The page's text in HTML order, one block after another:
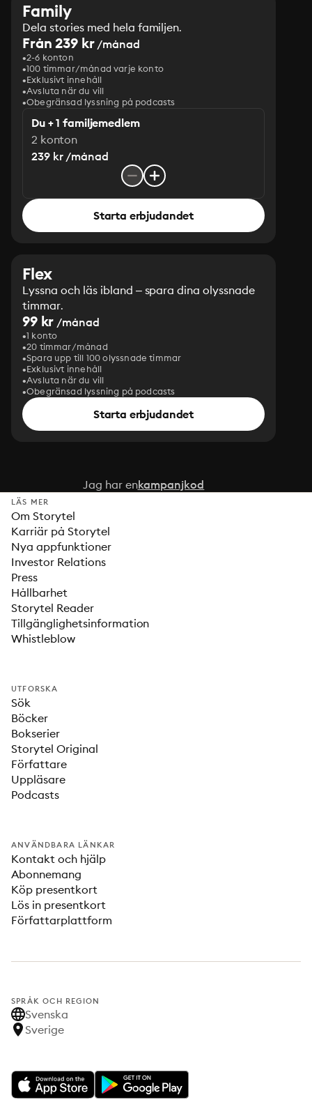
Family
Dela stories med hela familjen.
Från 239 kr/månad
2-6 konton
100 timmar/månad varje konto
Exklusivt innehåll
Avsluta när du vill
Obegränsad lyssning på podcasts
Du + 1 familjemedlem
2 konton
239 kr /månad
Starta erbjudandet
Flex
Lyssna och läs ibland – spara dina olyssnade
timmar.
99 kr /månad
1 konto
20 timmar/månad
Spara upp till 100 olyssnade timmar
Exklusivt innehåll
Avsluta när du vill
Obegränsad lyssning på podcasts
Starta erbjudandet
Jag har enkampanjkod
LÄS MER
Om Storytel
Karriär på Storytel
Nya appfunktioner
Investor Relations
Press
Hållbarhet
Storytel Reader
Tillgänglighetsinformation
Whistleblow
UTFORSKA
Sök
Böcker
Bokserier
Storytel Original
Författare
Uppläsare
Podcasts
ANVÄNDBARA LÄNKAR
Kontakt och hjälp
Abonnemang
Köp presentkort
Lös in presentkort
Författarplattform
SPRÅK OCH REGION
Svenska
Sverige